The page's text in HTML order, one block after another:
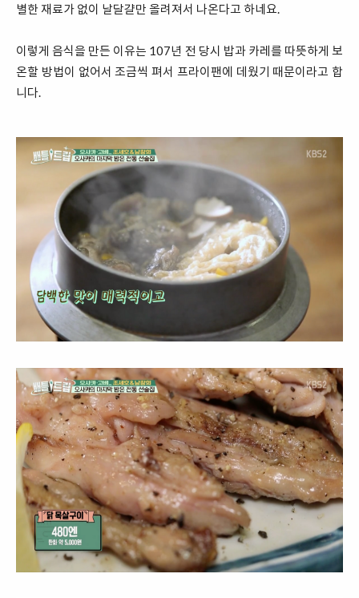
별한 재료가 없이 날달걀만 올려져서 나온다고 하네요.
이렇게 음식을 만든 이유는 107년 전 당시 밥과 카레를 따뜻하게 보
온할 방법이 없어서 조금씩 펴서 프라이팬에 데웠기 때문이라고 합
니다.